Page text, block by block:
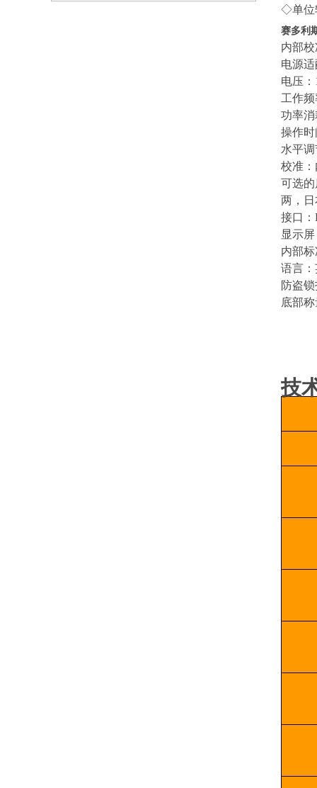
◇单位
赛多利
内部
电源
电压：
工作
功率
操作
水平
校准
可选
两，
接口：
显示
内部
语言
防盗
底部
技